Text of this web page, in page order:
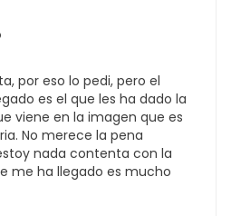
por eso lo pedi, pero el
es el que les ha dado la
viene en la imagen que es
No merece la pena
nada contenta con la
me ha llegado es mucho